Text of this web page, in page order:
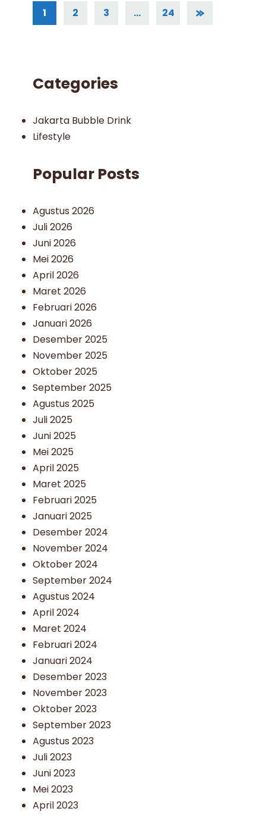
1 2 3 … 24
Categories
Jakarta Bubble Drink
Lifestyle
Popular Posts
Agustus 2026
Juli 2026
Juni 2026
Mei 2026
April 2026
Maret 2026
Februari 2026
Januari 2026
Desember 2025
November 2025
Oktober 2025
September 2025
Agustus 2025
Juli 2025
Juni 2025
Mei 2025
April 2025
Maret 2025
Februari 2025
Januari 2025
Desember 2024
November 2024
Oktober 2024
September 2024
Agustus 2024
April 2024
Maret 2024
Februari 2024
Januari 2024
Desember 2023
November 2023
Oktober 2023
September 2023
Agustus 2023
Juli 2023
Juni 2023
Mei 2023
April 2023